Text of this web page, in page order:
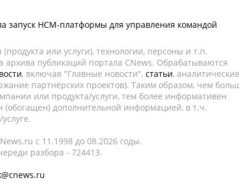
запуск HCM-платформы для управления командой
или услуги), технологии, персоны и т.п.
архива публикаций портала CNews. Обрабатываются
, включая "Главные новости", статьи, аналитические
партнёрских проектов). Таким образом, чем
или продукта/услуги, тем более информативен
дополнительной информацией, в т.ч.
c 11.1998 до 08.2026 годы.
разбора - 724413.